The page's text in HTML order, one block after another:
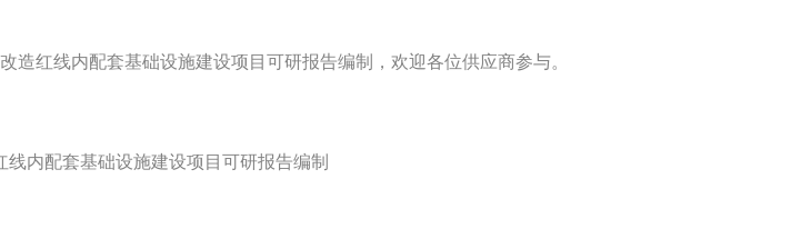
造红线内配套基础设施建设项目 可研报告编制 ，欢迎各位供应商参与。
内配套基础设施建设项目 可研报告编制